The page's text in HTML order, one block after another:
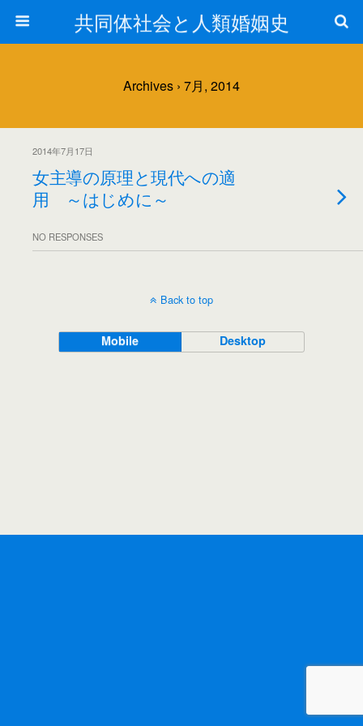
共同体社会と人類婚姻史
Archives › 7月, 2014
2014年7月17日
女主導の原理と現代への適
用 ～はじめに～
NO RESPONSES
Back to top
Mobile Desktop